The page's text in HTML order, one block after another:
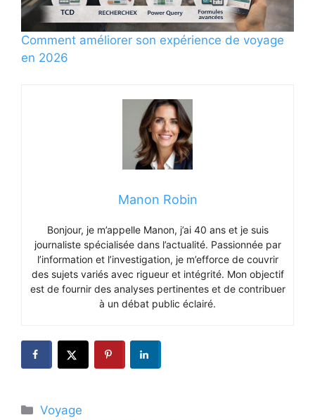
Comment améliorer son expérience de voyage
en 2026
Manon Robin
Bonjour, je m’appelle Manon, j’ai 40 ans et je suis
journaliste spécialisée dans l’actualité. Passionnée par
l’information et l’investigation, je m’efforce de couvrir
des sujets variés avec rigueur et intégrité. Mon objectif
est de fournir des analyses pertinentes et de contribuer
à un débat public éclairé.
Catégories
Voyage